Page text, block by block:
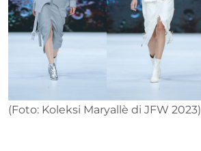
(Foto: Koleksi Maryallè di JFW 2023)